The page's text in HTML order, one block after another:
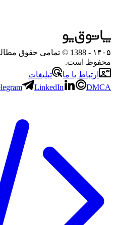
۱۴۰۵
- 1388 © تمامی حقوق
محفوظ است.
ارتباط با ما
تبلیغات
LinkedIn DMCA